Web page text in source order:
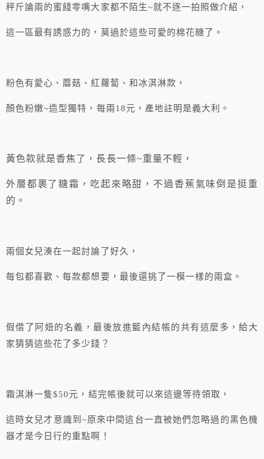
秤斤論兩的蜜餞零嘴大家都不陌生~就不逐一拍照做介紹，
這一區最有誘惑力的，莫過於這些可愛的棉花糖了。
粉色有愛心、蘑菇、紅蘿蔔、和冰淇淋款，
顏色粉嫩~造型獨特，每兩18元，產地註明是義大利。
黃色款就是香焦了，長長一條~重量不輕，
外層都裹了糖霜，吃起來略甜，不過香蕉氣味倒是挺重
的。
兩個女兒湊在一起討論了好久，
每包都喜歡、每款都想要，最後還挑了一模一樣的兩盒。
假借了阿妞的名義，最後放進籃內結帳的共有這麼多，給大
家猜猜這些花了多少錢？
霜淇淋一隻$50元，結完帳後就可以來這邊等待領取，
這時女兒才意識到~原來中間這台一直被她們忽略過的黑色機
器才是今日行的重點啊！